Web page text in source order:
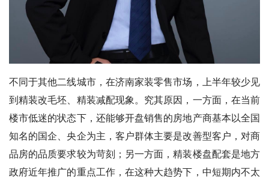
不同于其他二线城市，在济南家装零售市场，上半年较少见
到精装改毛坯、精装减配现象。究其原因，一方面，在当前
楼市低迷的状态下，还能够开盘销售的房地产商基本以全国
知名的国企、央企为主，客户群体主要是改善型客户，对商
品房的品质要求较为苛刻；另一方面，精装楼盘配套是地方
政府近年推广的重点工作，在这种大趋势下，中短期内不太